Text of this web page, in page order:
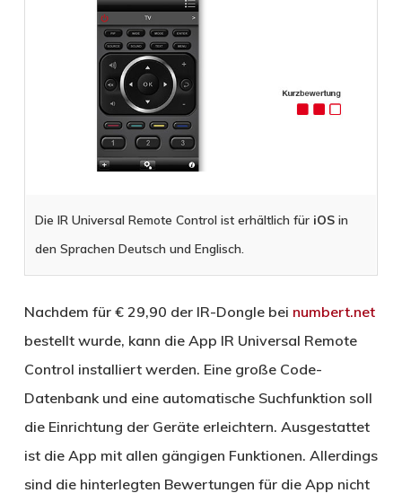
Die IR Universal Remote Control ist erhältlich für iOSin
den Sprachen Deutsch und Englisch.
Nachdem für € 29,90 der IR-Dongle bei numbert.net
bestellt wurde, kann die App IR Universal Remote
Control installiert werden. Eine große Code-
Datenbank und eine automatische Suchfunktion soll
die Einrichtung der Geräte erleichtern. Ausgestattet
ist die App mit allen gängigen Funktionen. Allerdings
sind die hinterlegten Bewertungen für die App nicht